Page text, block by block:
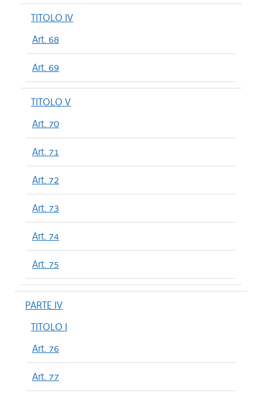
TITOLO IV
Art. 68
Art. 69
TITOLO V
Art. 70
Art. 71
Art. 72
Art. 73
Art. 74
Art. 75
PARTE IV
TITOLO I
Art. 76
Art. 77